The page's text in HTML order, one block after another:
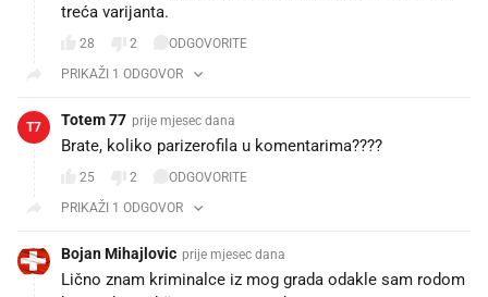
treća varijanta.
28 2
ODGOVORITE
PRIKAŽI 1 ODGOVOR
T7 Totem 77 prije mjesec dana
Brate, koliko parizerofila u komentarima????
25 2
ODGOVORITE
PRIKAŽI 1 ODGOVOR
Bojan Mihajlovic prije mjesec dana
Lično znam kriminalce iz mog grada odakle sam rodom